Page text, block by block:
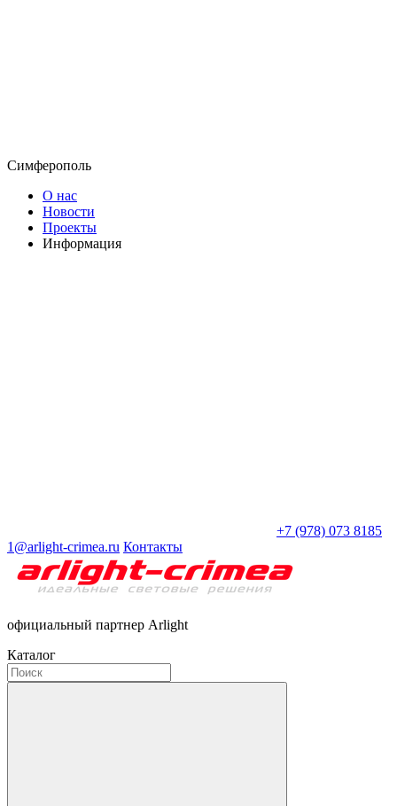
Симферополь
О нас
Новости
Проекты
Информация
+7 (978) 073 8185
1@arlight-crimea.ru Контакты
официальный партнер Arlight
Каталог